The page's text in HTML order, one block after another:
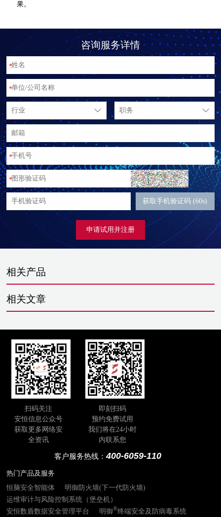
果。
咨询服务详情
*
*
行业 职务
*
*
获取手机验证码 (60s)
申请试用并注册
相关产品
相关文章
扫码关注
安恒信息公众号
获取更多网络安
全资讯
即刻扫码
预约免费试用
我们将在24小时
内联系您
客户服务热线：400-6059-110
热门产品及服务
恒脑安全智能体
明御防火墙(下一代防火墙)
运维审计与风险控制系统（堡垒机）
安恒数盾数据安全管理平台
明御®终端安全及防病毒系统